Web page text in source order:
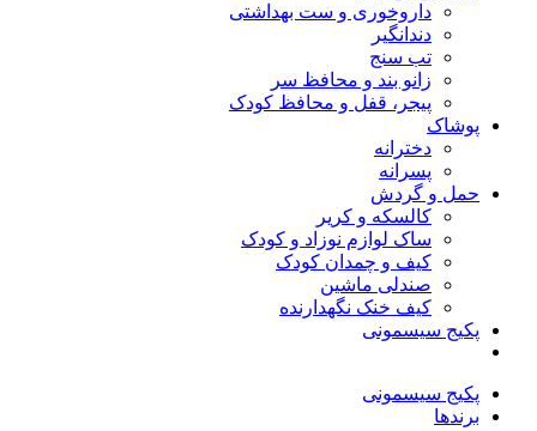
داروخوری و ست بهداشتی
دندانگیر
تب‌ سنج
زانو بند و محافظ سر
پیجر، قفل و محافظ کودک
پوشاک
دخترانه
پسرانه
حمل و گردش
کالسکه و کریر
ساک لوازم نوزاد و کودک
کیف و چمدان کودک
صندلی ماشین
کیف خنک نگهدارنده
پکیج سیسمونی
پکیج سیسمونی
برندها